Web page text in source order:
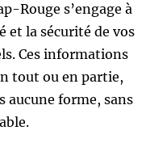
Rouge s’engage à
et la sécurité de vos
Ces informations
tout ou en partie,
aucune forme, sans